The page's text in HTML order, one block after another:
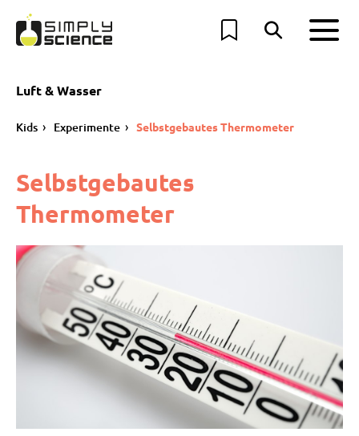
Luft & Wasser
Kids Experimente Selbstgebautes Thermometer
Selbstgebautes
Thermometer